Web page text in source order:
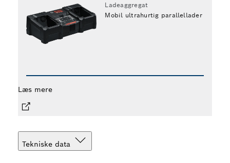
Ladeaggregat
Mobil ultrahurtig parallellader
Læs mere
Tekniske data